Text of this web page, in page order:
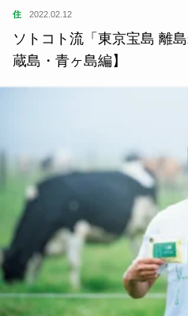
住 2022.02.12
ソトコト流「東京宝島 離
蔵島・青ヶ島編】